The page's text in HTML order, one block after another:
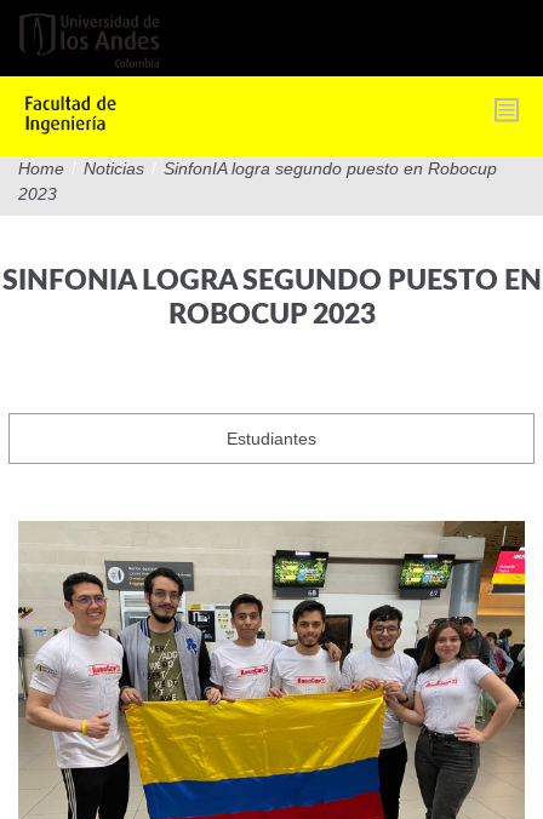
Pasar
contenido
Home / Noticias / SinfonIA logra segundo puesto en Robocup
2023
SINFONIA LOGRA SEGUNDO PUESTO EN
ROBOCUP 2023
Estudiantes